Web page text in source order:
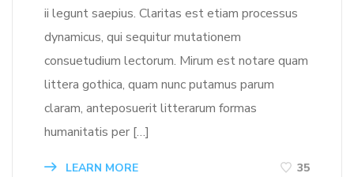
ii legunt saepius. Claritas est etiam processus
dynamicus, qui sequitur mutationem
consuetudium lectorum. Mirum est notare quam
littera gothica, quam nunc putamus parum
claram, anteposuerit litterarum formas
humanitatis per […]
LEARN MORE 35